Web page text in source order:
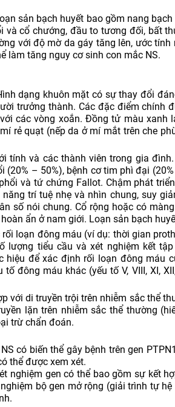
sản bạch huyết bao gồm nang
và cổ chướng, đầu to tương đối, bất
với độ mờ da gáy tăng lên, ước tính
làm tăng nguy cơ sinh con mắc NS.
dạng khuôn mặt có sự thay đổi
trưởng thành. Các đặc điểm chính
các vòng xoắn. Đồng tử màu xanh
rẻ quạt (nếp da ở mí mắt trên che
tính và các thành viên trong gia
(20% – 50%), bệnh cơ tim phì đại
và tứ chứng Fallot. Chậm phát
trí tuệ nhẹ và nhìn chung, suy
số nói chung. Cổ rộng hoặc có
ẩn ở nam giới. Loạn sản bạch
rối loạn đông máu (ví dụ: thời gian
lượng tiểu cầu và xét nghiệm kết
hiệu để xác định rối loạn đông máu
tố đông máu khác (yếu tố V, VIII, XI,
với di truyền trội trên nhiễm sắc thể
lặn trên nhiễm sắc thể thường
trừ chẩn đoán.
có biến thể gây bệnh trên gen
thể được xem xét.
nghiệm gen có thể bao gồm sự kết
bộ gen mở rộng (giải trình tự